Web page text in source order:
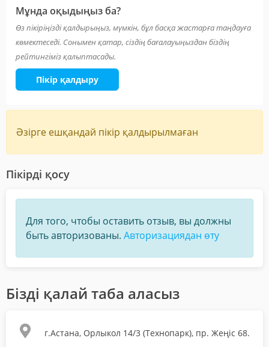
Мұнда оқыдыңыз ба?
Өз пікіріңізді қалдырыңыз, мүмкін, бұл басқа жастарға таңдауға
көмектеседі. Сонымен қатар, сіздің бағалауыңыздан біздің
рейтингіміз қалыптасады.
Пікір қалдыру
Әзірге ешқандай пікір қалдырылмаған
Пікірді қосу
Для того, чтобы оставить отзыв, вы должны
быть авторизованы. Авторизациядан өту
Бізді қалай таба аласыз
г.Астана, Орлыкол 14/3 (Технопарк), пр. Жеңіс 68.